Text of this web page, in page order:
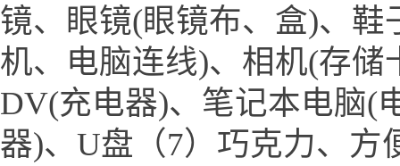
镜、眼镜(眼镜布、盒)、
机、电脑连线)、相机(存
DV(充电器)、笔记本电脑(
器)、U盘（7）巧克力、方